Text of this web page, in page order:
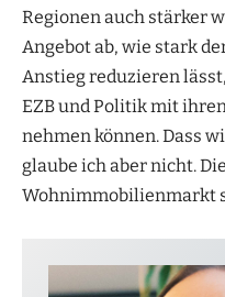
Regionen auch stärker
Angebot ab, wie stark
Anstieg reduzieren
EZB und Politik mit
nehmen können. Dass
glaube ich aber nicht.
Wohnimmobilienmarkt